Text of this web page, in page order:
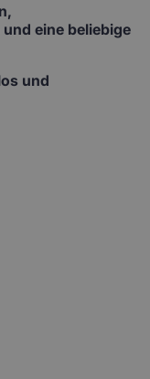
eine beliebige
und